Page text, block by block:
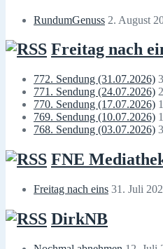
RundumGenuss 2. August
Freitag nach
772. Sendung (31.07.2026)
771. Sendung (24.07.2026)
770. Sendung (17.07.2026)
769. Sendung (10.07.2026)
768. Sendung (03.07.2026)
FNE
Freitag nach eins 31. Juli
DirkNB